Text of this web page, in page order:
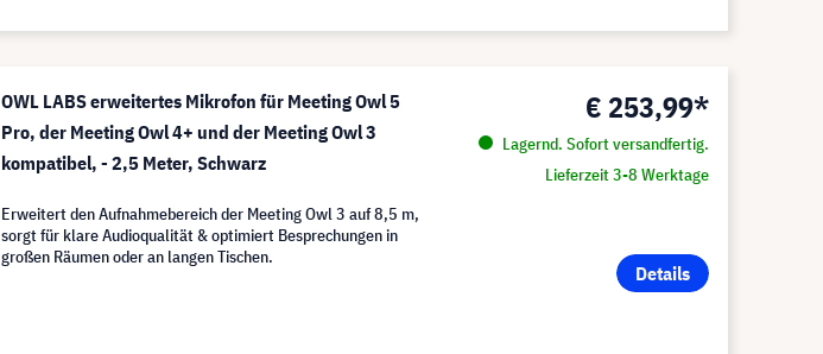
OWL LABS erweitertes Mikrofon für Meeting Owl 5
Pro, der Meeting Owl 4+ und der Meeting Owl 3
kompatibel, - 2,5 Meter, Schwarz
€ 253,99*
Lagernd. Sofort versandfertig.
Lieferzeit 3-8 Werktage
Details
Erweitert den Aufnahmebereich der Meeting Owl 3 auf 8,5 m,
sorgt für klare Audioqualität & optimiert Besprechungen in
großen Räumen oder an langen Tischen.